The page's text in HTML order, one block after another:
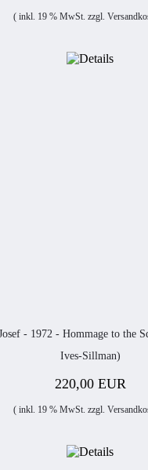
( inkl. 19 % MwSt. zzgl.
- 1972 - Hommage to the
Ives-Sillman)
220,00 EUR
( inkl. 19 % MwSt. zzgl.